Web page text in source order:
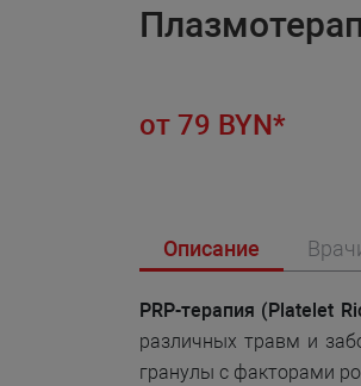
от 79 BYN*
Описание
PRP-терапия (Platelet
различных травм и
гранулы с факторами